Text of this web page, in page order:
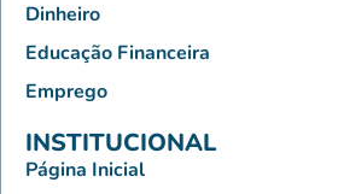
Dinheiro
Educação Financeira
Emprego
INSTITUCIONAL
Página Inicial